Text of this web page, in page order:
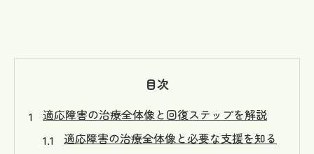
目次
適応障害の治療全体像と回復ステップを解説
適応障害の治療全体像と必要な支援を知る